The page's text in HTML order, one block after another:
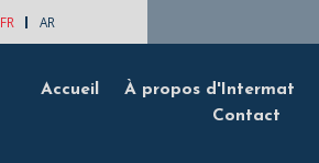
FR AR
Accueil À propos d'Intermat
Contact